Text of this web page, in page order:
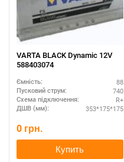
VARTA BLACK Dynamic 12V
588403074
Ємність: 88
Пусковий струм: 740
Схема підключення: R+
ДШВ (мм): 353*175*175
0 грн.
Купить